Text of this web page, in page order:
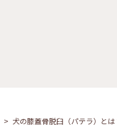
犬の膝蓋骨脱臼（パテラ）と